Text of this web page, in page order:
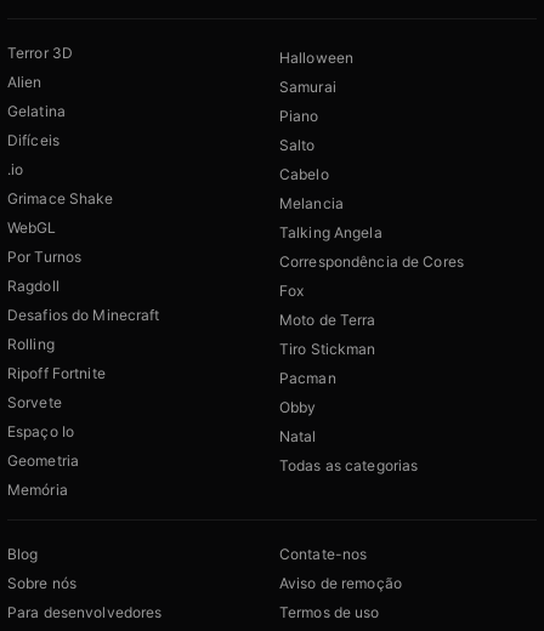
Terror 3D
Alien
Gelatina
Difíceis
.io
Grimace Shake
WebGL
Por Turnos
Ragdoll
Desafios do Minecraft
Rolling
Ripoff Fortnite
Sorvete
Espaço Io
Geometria
Memória
Halloween
Samurai
Piano
Salto
Cabelo
Melancia
Talking Angela
Correspondência de Cores
Fox
Moto de Terra
Tiro Stickman
Pacman
Obby
Natal
Todas as categorias
Blog
Sobre nós
Para desenvolvedores
Contate-nos
Aviso de remoção
Termos de uso